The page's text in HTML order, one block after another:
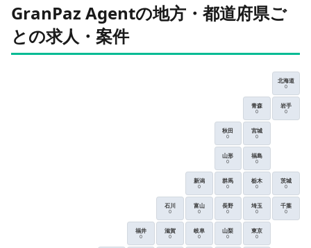
GranPaz Agentの地方・都道府県ご
との求人・案件
北海道
0
青森
0
岩手
0
秋田
0
宮城
0
山形
0
福島
0
新潟
0
群馬
0
栃木
0
茨城
0
石川
0
富山
0
長野
0
埼玉
0
千葉
0
福井
0
滋賀
0
岐阜
0
山梨
0
東京
0